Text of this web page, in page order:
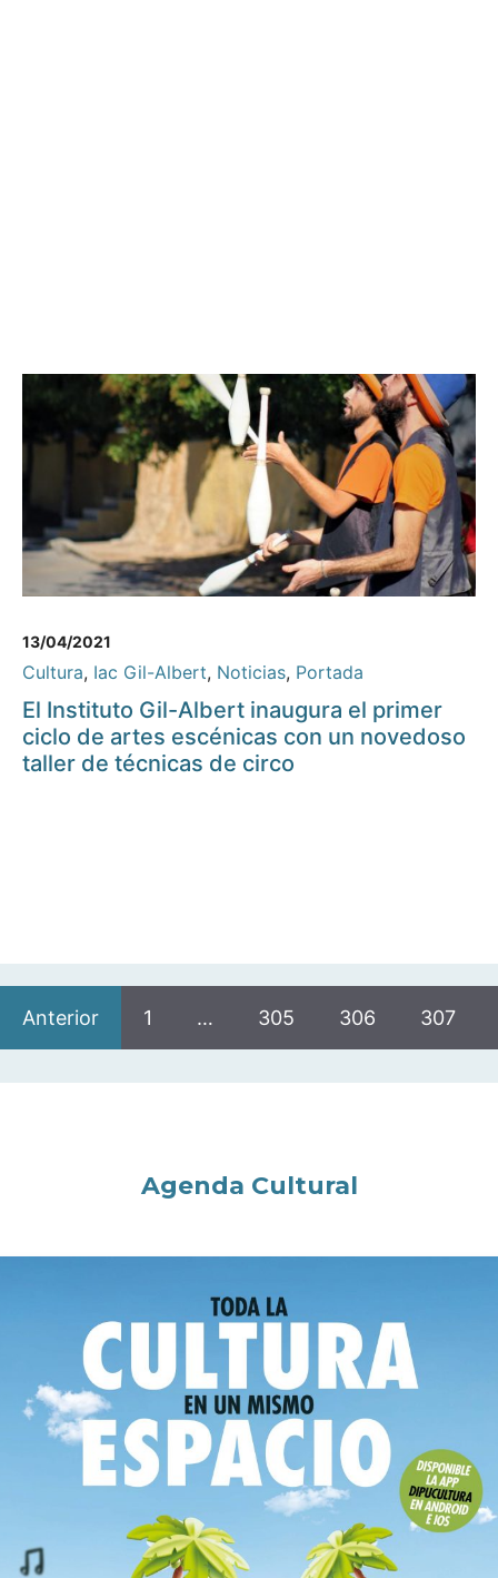
13/04/2021
Cultura, Iac Gil-Albert, Noticias, Portada
El Instituto Gil-Albert inaugura el primer
ciclo de artes escénicas con un novedoso
taller de técnicas de circo
Anterior 1 … 305 306 307
Agenda Cultural